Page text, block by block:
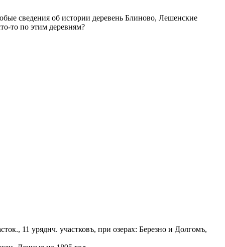
сведения об истории деревень Блиново, Лешенские
то по этим деревням?
11 уряднч. участковъ, при озерах: Березно и Долгомъ,